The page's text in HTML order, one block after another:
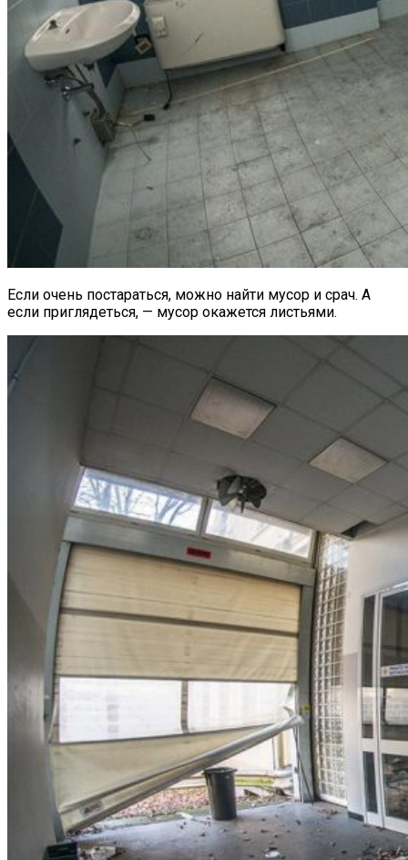
Если очень постараться, можно найти мусор и срач. А
если приглядеться, — мусор окажется листьями.